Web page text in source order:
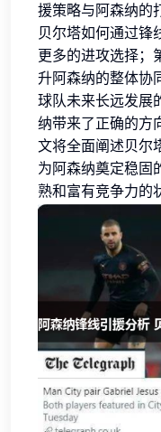
援策略与阿森纳的
贝尔塔如何通过锋
更多的进攻选择；
升阿森纳的整体协
球队未来长远发展
纳带来了正确的方
文将全面阐述贝尔
为阿森纳奠定稳固
熟和富有竞争力的